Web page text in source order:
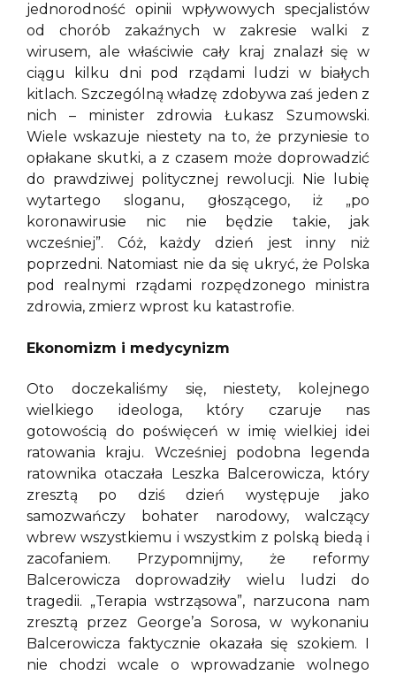
jednorodność opinii wpływowych specjalistów
od chorób zakaźnych w zakresie walki z
wirusem, ale właściwie cały kraj znalazł się w
ciągu kilku dni pod rządami ludzi w białych
kitlach. Szczególną władzę zdobywa zaś jeden z
nich – minister zdrowia Łukasz Szumowski.
Wiele wskazuje niestety na to, że przyniesie to
opłakane skutki, a z czasem może doprowadzić
do prawdziwej politycznej rewolucji. Nie lubię
wytartego sloganu, głoszącego, iż „po
koronawirusie nic nie będzie takie, jak
wcześniej”. Cóż, każdy dzień jest inny niż
poprzedni. Natomiast nie da się ukryć, że Polska
pod realnymi rządami rozpędzonego ministra
zdrowia, zmierz wprost ku katastrofie.
Ekonomizm i medycynizm
Oto doczekaliśmy się, niestety, kolejnego
wielkiego ideologa, który czaruje nas
gotowością do poświęceń w imię wielkiej idei
ratowania kraju. Wcześniej podobna legenda
ratownika otaczała Leszka Balcerowicza, który
zresztą po dziś dzień występuje jako
samozwańczy bohater narodowy, walczący
wbrew wszystkiemu i wszystkim z polską biedą i
zacofaniem. Przypomnijmy, że reformy
Balcerowicza doprowadziły wielu ludzi do
tragedii. „Terapia wstrząsowa”, narzucona nam
zresztą przez George’a Sorosa, w wykonaniu
Balcerowicza faktycznie okazała się szokiem. I
nie chodzi wcale o wprowadzanie wolnego